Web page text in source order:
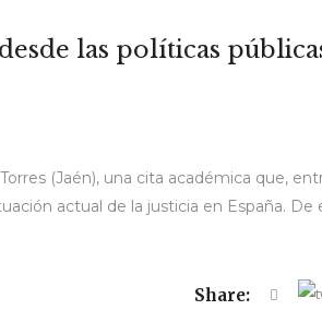
las políticas
(Jaén), una cita académica que,
actual de la justicia en España. De
Share: